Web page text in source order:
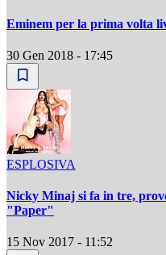
Eminem per la prima volta
30 Gen 2018 - 17:45
ESPLOSIVA
Nicky Minaj si fa in tre,
"Paper"
15 Nov 2017 - 11:52